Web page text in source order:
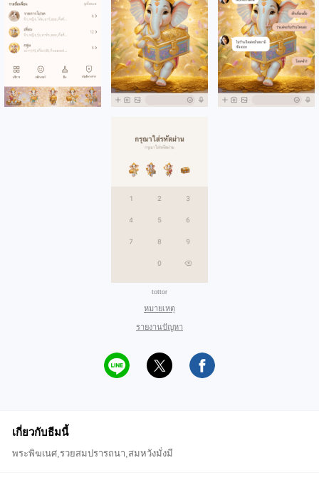
tottor
หมายเหตุ
รายงานปัญหา
เกี่ยวกับธีมนี้
พระพิฆเนศ,รวยสมปรารถนา,สมหวังมั่งมี